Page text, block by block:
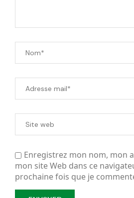
Enregistrez mon nom, mon
mon site Web dans ce
prochaine fois que je